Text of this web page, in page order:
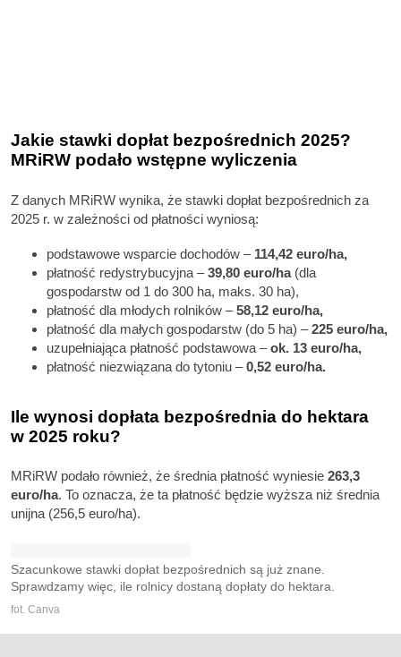
Jakie stawki dopłat bezpośrednich 2025?
MRiRW podało wstępne wyliczenia
Z danych MRiRW wynika, że stawki dopłat bezpośrednich za
2025 r. w zależności od płatności wyniosą:
podstawowe wsparcie dochodów – 114,42 euro/ha,
płatność redystrybucyjna –39,80 euro/ha(dla
gospodarstw od 1 do 300 ha, maks. 30 ha),
płatność dla młodych rolników –58,12 euro/ha,
płatność dla małych gospodarstw (do 5 ha) –225 euro/ha,
uzupełniająca płatność podstawowa –ok. 13 euro/ha,
płatność niezwiązana do tytoniu –0,52 euro/ha.
Ile wynosi dopłata bezpośrednia do hektara
w 2025 roku?
MRiRW podało również, że średnia płatność wyniesie 263,3
euro/ha. To oznacza, że ta płatność będzie wyższa niż średnia
unijna (256,5 euro/ha).
Szacunkowe stawki dopłat bezpośrednich są już znane.
Sprawdzamy więc, ile rolnicy dostaną dopłaty do hektara.
fot. Canva